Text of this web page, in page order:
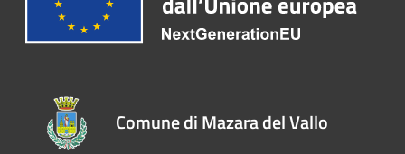
Comune di Mazara del Vallo